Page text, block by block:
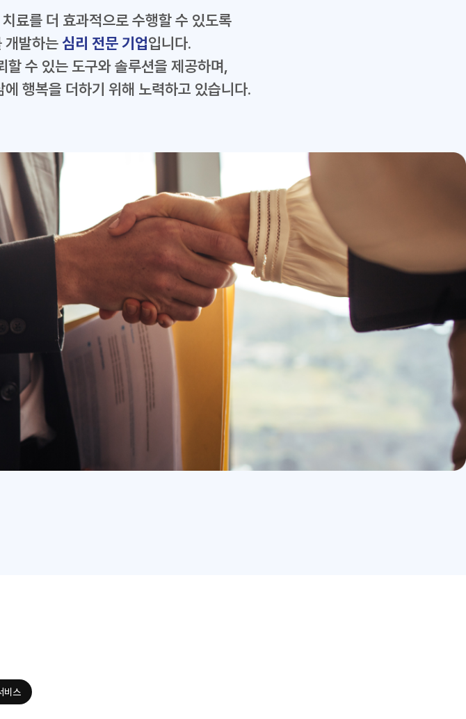
료를 더 효과적으로 수행할 수 있도록
개발하는 심리 전문 기업입니다.
할 수 있는 도구와 솔루션을 제공하며,
에 행복을 더하기 위해 노력하고 있습니다.
비스